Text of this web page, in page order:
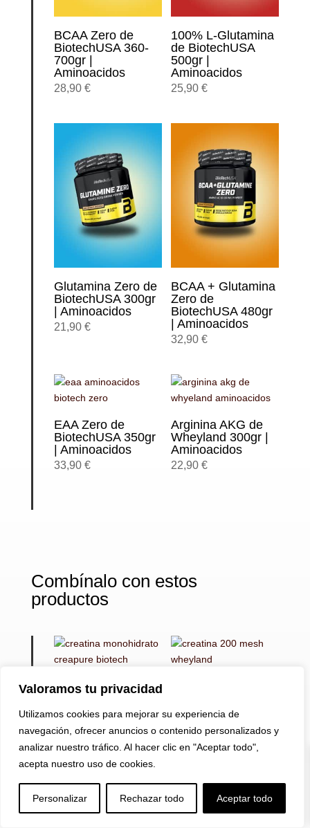
Valoramos tu privacidad
Utilizamos cookies para mejorar su experiencia de
navegación, ofrecer anuncios o contenido personalizados y
analizar nuestro tráfico. Al hacer clic en "Aceptar todo",
acepta nuestro uso de cookies.
Personalizar Rechazar todo Aceptar todo
 U 
BCAA Zero de
BiotechUSA 360-
700gr |
Aminoacidos
28,90 €
100% L-Glutamina
de BiotechUSA
500gr |
Aminoacidos
25,90 €
Glutamina Zero de
BiotechUSA 300gr
| Aminoacidos
21,90 €
BCAA + Glutamina
Zero de
BiotechUSA 480gr
| Aminoacidos
32,90 €
EAA Zero de
BiotechUSA 350gr
| Aminoacidos
33,90 €
Arginina AKG de
Wheyland 300gr |
Aminoacidos
22,90 €
Combínalo con estos
productos
100% Creatina
Monohydrate de
BiotechUSA 300gr
| Creatina
23,90
mesh de Wheyland
300gr | Creatina
€
CR3 Pro Creapure